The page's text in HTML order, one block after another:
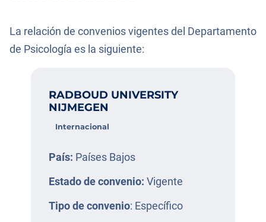
La relación de convenios vigentes del Departamento
de Psicología es la siguiente:
RADBOUD UNIVERSITY
NIJMEGEN
Internacional
País: Países Bajos
Estado de convenio: Vigente
Tipo de convenio: Específico